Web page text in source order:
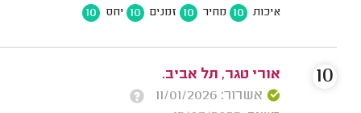
איכות 10 מחיר 10 זמנים 10 יחס 10
אורי טגר, תל אביב.
אשרור: 11/01/2026
10